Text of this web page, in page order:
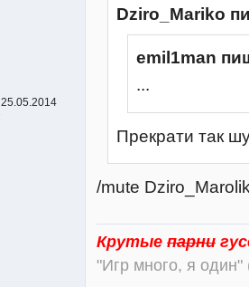
25.05.2014
Dziro_Mariko
emil1man
...
Прекрати так
/mute
Крутые парни
"Игр много, я один"